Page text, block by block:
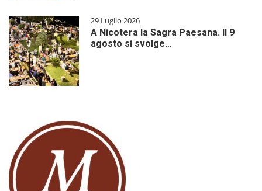
29 Luglio 2026
A Nicotera la Sagra Paesana. Il 9
agosto si svolge…